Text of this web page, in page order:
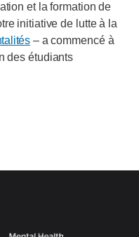
et la formation de
initiative de lutte à la
– a commencé à
des étudiants